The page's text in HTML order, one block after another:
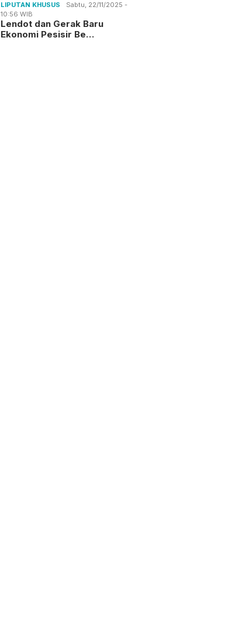
LIPUTAN KHUSUS
Sabtu, 22/11/2025 -
10:56 WIB
Lendot dan Gerak Baru
Ekonomi Pesisir Be…